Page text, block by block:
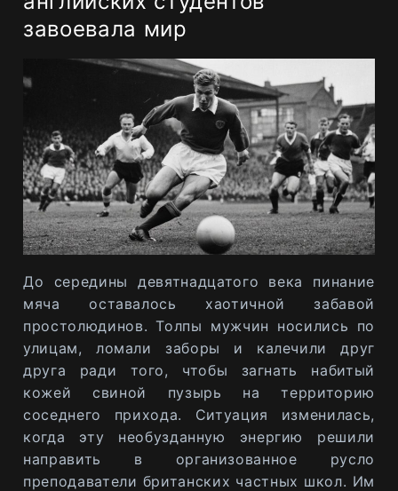
завоевала мир
До середины девятнадцатого века пинание
мяча оставалось хаотичной забавой
простолюдинов. Толпы мужчин носились по
улицам, ломали заборы и калечили друг
друга ради того, чтобы загнать набитый
кожей свиной пузырь на территорию
соседнего прихода. Ситуация изменилась,
когда эту необузданную энергию решили
направить в организованное русло
преподаватели британских частных школ. Им